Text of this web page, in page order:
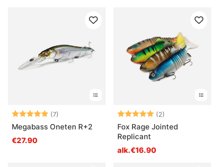
Arvio: (7)
5.0 5:sta tähdestä
Megabass Oneten R+2
€27.90
Arvio: (2)
Fox Rage Jointed
Replicant
alk.€16.90